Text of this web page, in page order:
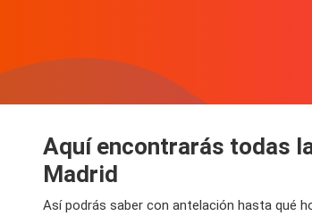
Aquí encontrarás todas
Madrid
Así podrás saber con antelación hasta qué